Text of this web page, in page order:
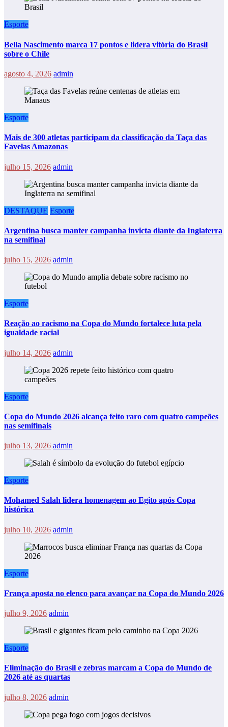
Esporte
Bella Nascimento marca 17 pontos e lidera vitória do Brasil
sobre o Chile
agosto 4, 2026 admin
Esporte
Mais de 300 atletas participam da classificação da Taça das
Favelas Amazonas
julho 15, 2026 admin
DESTAQUE Esporte
Argentina busca manter campanha invicta diante da Inglaterra
na semifinal
julho 15, 2026 admin
Esporte
Reação ao racismo na Copa do Mundo fortalece luta pela
igualdade racial
julho 14, 2026 admin
Esporte
Copa do Mundo 2026 alcança feito raro com quatro campeões
nas semifinais
julho 13, 2026 admin
Esporte
Mohamed Salah lidera homenagem ao Egito após Copa
histórica
julho 10, 2026 admin
Esporte
França aposta no elenco para avançar na Copa do Mundo 2026
julho 9, 2026 admin
Esporte
Eliminação do Brasil e zebras marcam a Copa do Mundo de
2026 até as quartas
julho 8, 2026 admin